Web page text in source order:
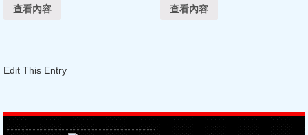
查看內容 查看內容
Edit This Entry